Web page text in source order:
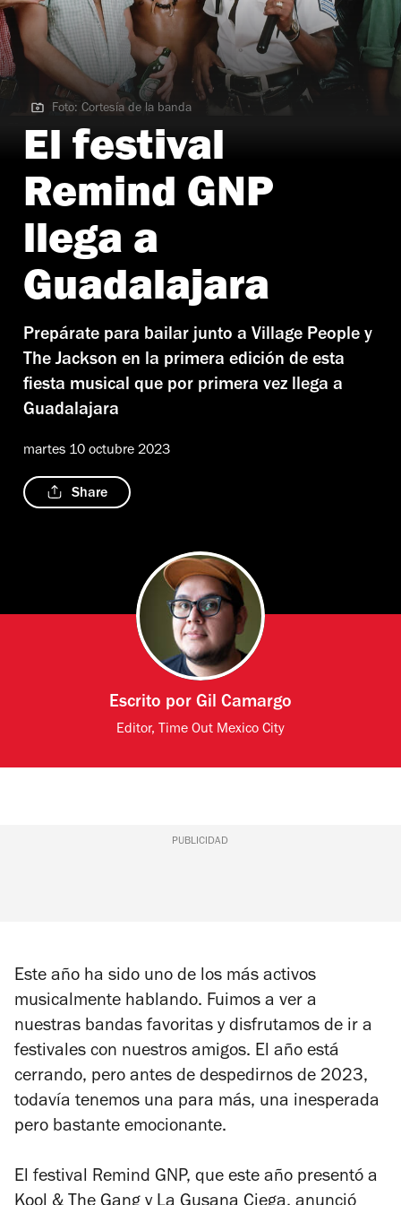
Foto: Cortesía de la banda
Foto: Cortesía de la banda
El festival
Remind GNP
llega a
Guadalajara
Prepárate para bailar junto a Village People y
The Jackson en la primera edición de esta
fiesta musical que por primera vez llega a
Guadalajara
martes 10 octubre 2023
Share
Escrito por Gil Camargo
Editor, Time Out Mexico City
PUBLICIDAD
Este año ha sido uno de los más activos
musicalmente hablando. Fuimos a ver a
nuestras bandas favoritas y disfrutamos de ir a
festivales con nuestros amigos. El año está
cerrando, pero antes de despedirnos de 2023,
todavía tenemos una para más, una inesperada
pero bastante emocionante.
El festival Remind GNP, que este año presentó a